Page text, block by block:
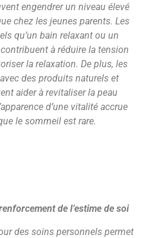
engendrer un niveau élevé
chez les jeunes parents. Les
qu’un bain relaxant ou un
à réduire la tension
la relaxation. De plus, les
des produits naturels et
aider à revitaliser la peau
d’une vitalité accrue
le sommeil est rare.
de l’estime de soi
des soins personnels permet